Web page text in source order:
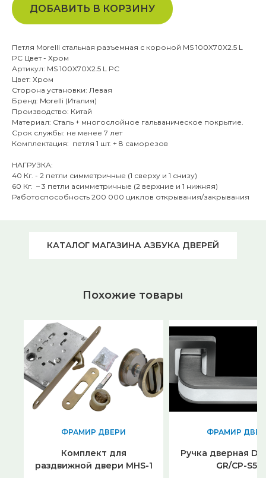
ДОБАВИТЬ В КОРЗИНУ
Петля Morelli стальная разъемная с короной MS 100X70X2.5 L
PC Цвет - Хром
Артикул: MS 100X70X2.5 L PC
Цвет: Хром
Сторона установки: Левая
Бренд: Morelli (Италия)
Производство: Китай
Материал: Сталь + многослойное гальваническое покрытие.
Срок службы: не менее 7 лет
Комплектация: петля 1 шт. + 8 саморезов
НАГРУЗКА:
40 Кг. - 2 петли симметричные (1 сверху и 1 снизу)
60 Кг. – 3 петли асимметричные (2 верхние и 1 нижняя)
Работоспособность 200 000 циклов открывания/закрывания
КАТАЛОГ МАГАЗИНА АЗБУКА ДВЕРЕЙ
Похожие товары
ФРАМИР ДВЕРИ
Комплект для
раздвижной двери MHS-1
ФРАМИР
Ручка дверная
GR/CP-S55